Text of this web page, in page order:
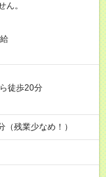
。
徒歩20分
残業少なめ！）